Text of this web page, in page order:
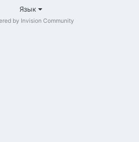
Язык
by Invision Community